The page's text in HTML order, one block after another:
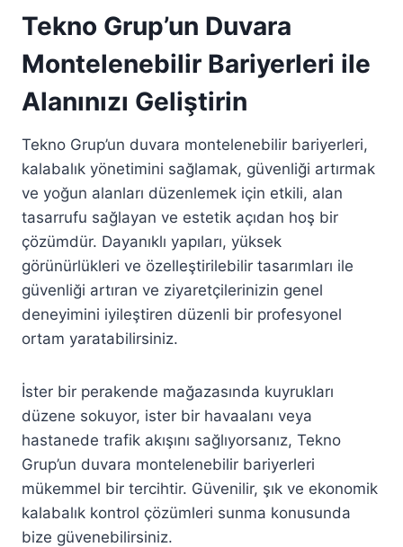
Tekno Grup’un Duvara
Montelenebilir Bariyerleri ile
Alanınızı Geliştirin
Tekno Grup’un duvara montelenebilir bariyerleri,
kalabalık yönetimini sağlamak, güvenliği artırmak
ve yoğun alanları düzenlemek için etkili, alan
tasarrufu sağlayan ve estetik açıdan hoş bir
çözümdür. Dayanıklı yapıları, yüksek
görünürlükleri ve özelleştirilebilir tasarımları ile
güvenliği artıran ve ziyaretçilerinizin genel
deneyimini iyileştiren düzenli bir profesyonel
ortam yaratabilirsiniz.
İster bir perakende mağazasında kuyrukları
düzene sokuyor, ister bir havaalanı veya
hastanede trafik akışını sağlıyorsanız, Tekno
Grup’un duvara montelenebilir bariyerleri
mükemmel bir tercihtir. Güvenilir, şık ve ekonomik
kalabalık kontrol çözümleri sunma konusunda
bize güvenebilirsiniz.